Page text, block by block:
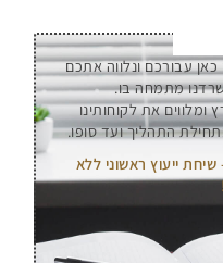
עבורכם ונלווה אתכם
מתמחה בו.
את לקוחותינו
התהליך ועד סופו.
ייעוץ ראשוני ללא